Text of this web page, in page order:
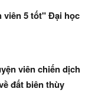
viên 5 tốt" Đại học
viên chiến dịch
đất biên thùy